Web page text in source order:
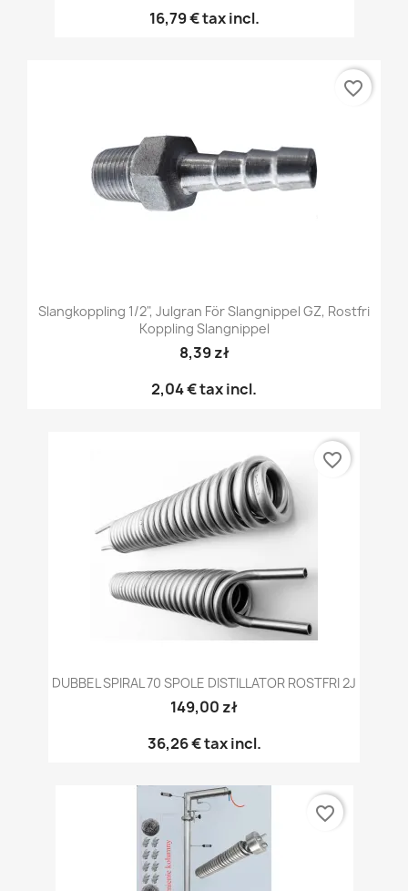
16,79 €tax incl.
Slangkoppling 1/2", Julgran För Slangnippel GZ, Rostfri
Koppling Slangnippel
8,39 zł
2,04 €tax incl.
favorite_border
DUBBEL SPIRAL 70 SPOLE DISTILLATOR ROSTFRI 2J
149,00 zł
36,26 €tax incl.
favorite_border
favorite_border